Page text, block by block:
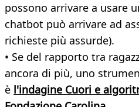
possono arrivare a usare
chatbot può arrivare ad
richieste più assurde).
• Se del rapporto tra
ancora di più, uno
è l'indagine Cuori e